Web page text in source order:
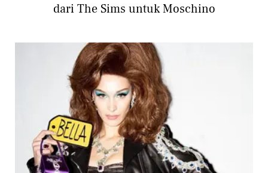
dari The Sims untuk Moschino